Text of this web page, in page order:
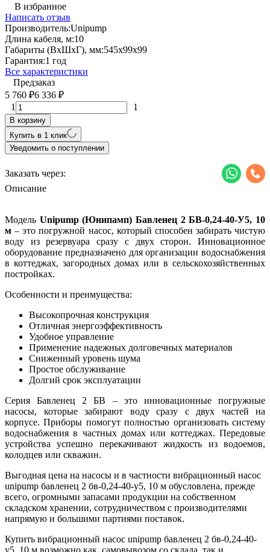
В избранное
Написать отзыв
Производитель:Unipump
Длина кабеля, м:10
Габариты (ВхШхГ), мм:545x99x99
Гарантия:1 год
Все характеристики
Предзаказ
5 760 ₽6 336 ₽
1 1
В корзину
Купить в 1 клик
Уведомить о поступлении
Заказать через:
Описание
Модель Unipump (Юнипамп) Бавленец 2 БВ-0,24-40-У5, 10
м – это погружной насос, который способен забирать чистую
воду из резервуара сразу с двух сторон. Инновационное
оборудование предназначено для организации водоснабжения
в коттеджах, загородных домах или в сельскохозяйственных
постройках.
Особенности и преимущества:
Высокопрочная конструкция
Отличная энергоэффективность
Удобное управление
Применение надежных долговечных материалов
Сниженный уровень шума
Простое обслуживание
Долгий срок эксплуатации
Серия Бавленец 2 БВ – это инновационные погружные
насосы, которые забирают воду сразу с двух частей на
корпусе. Приборы помогут полностью организовать систему
водоснабжения в частных домах или коттеджах. Передовые
устройства успешно перекачивают жидкость из водоемов,
колодцев или скважин.
Выгодная цена на насосы и в частности вибрационный насос
unipump бавленец 2 бв-0,24-40-у5, 10 м обусловлена, прежде
всего, огромными запасами продукции на собственном
складском хранении, сотрудничеством с производителями
напрямую и большими партиями поставок.
Купить вибрационный насос unipump бавленец 2 бв-0,24-40-
у5, 10 м возможно как, самовывозом со склада, так и